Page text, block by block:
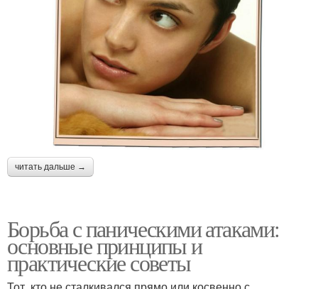
читать дальше →
Борьба с паническими атаками:
основные принципы и
практические советы